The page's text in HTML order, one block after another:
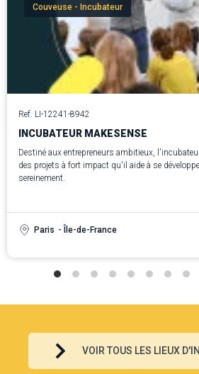
Couveuse - Incubateur
Ref. LI-12241-8942
INCUBATEUR MAKESENSE
Destiné aux entrepreneurs ambitieux,
des projets à fort impact qu'il aide à se
sereinement.
Paris - Île-de-France
VOIR TOUS LES LIEUX